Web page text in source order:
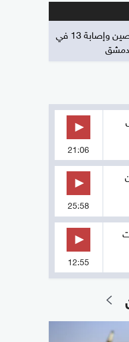
وزارة الصحة السورية: مقتل شخصين وإصابة 13 في
دمشق
21:06
25:58
12:55